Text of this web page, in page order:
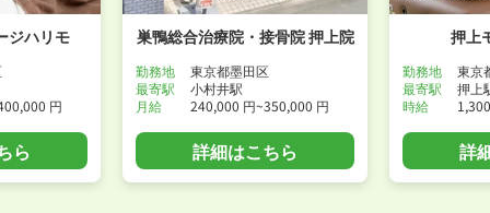
ジハリモ
円
ら
巣鴨総合治療院・接骨院 押上院
勤務地
東京都墨田区
最寄駅
小村井駅
月給
240,000 円~350,000 円
詳細はこちら
押上
勤務地
東京
最寄駅
押上
時給
詳